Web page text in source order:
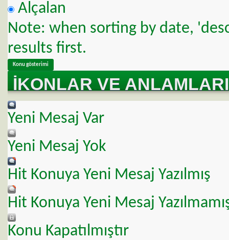
Alçalan
Note: when sorting by date,
results first.
İKONLAR VE ANLAMLARI
Yeni Mesaj Var
Yeni Mesaj Yok
Hit Konuya Yeni Mesaj Yazılmış
Hit Konuya Yeni Mesaj
Konu Kapatılmıştır